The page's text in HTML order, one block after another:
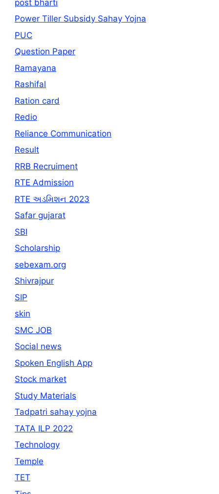
post bharti
Power Tiller Subsidy Sahay Yojna
PUC
Question Paper
Ramayana
Rashifal
Ration card
Redio
Reliance Communication
Result
RRB Recruiment
RTE Admission
RTE અડમિશન 2023
Safar gujarat
SBI
Scholarship
sebexam.org
Shivrajpur
SIP
skin
SMC JOB
Social news
Spoken English App
Stock market
Study Materials
Tadpatri sahay yojna
TATA ILP 2022
Technology
Temple
TET